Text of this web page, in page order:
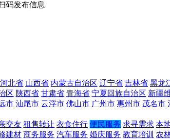
码发布信息
河北省 山西省 内蒙古自治区 辽宁省 吉林省 黑龙
区 陕西省 甘肃省 青海省 宁夏回族自治区 新疆
市 汕尾市 云浮市 佛山市 广州市 惠州市 茂名市
交友 租售转让 衣食住行 便民服务 求寻需求 本
建材 商务服务 汽车服务 婚庆服务 教育培训 农